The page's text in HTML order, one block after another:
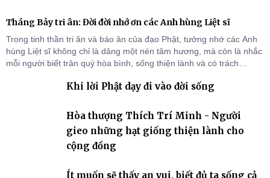
Tháng Bảy tri ân: Đời đời nhớ ơn các Anh hùng Liệt sĩ
Trong tinh thần tri ân và báo ân của đạo Phật, tưởng nhớ các Anh
hùng Liệt sĩ không chỉ là dâng một nén tâm hương, mà còn là nhắc
mỗi người biết trân quý hòa bình, sống thiện lành và có trách
Khi lời Phật dạy đi vào đời sống
Hòa thượng Thích Trí Minh - Người
gieo những hạt giống thiện lành cho
cộng đồng
Ít muốn sẽ thấy an vui, biết đủ ta sống cả